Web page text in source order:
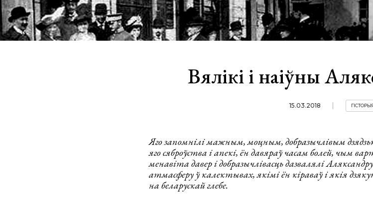
Вялікі і наіўны
15.03.2018
Яго запомнілі мажным, моцным, добразычлівым
яго сяброўства і апекі, ён давяраў часам болей, чым
менавіта давер і добразычлівасць дазвалялі
атмасферу ў калектывах, якімі ён кіраваў і якія
на беларускай глебе.